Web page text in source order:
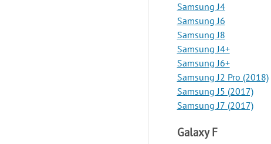
Samsung J4
Samsung J6
Samsung J8
Samsung J4+
Samsung J6+
Samsung J2 Pro (2018)
Samsung J5 (2017)
Samsung J7 (2017)
Galaxy F